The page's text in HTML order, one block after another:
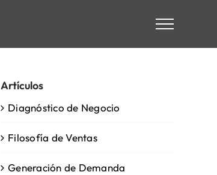
Artículos
Diagnóstico de Negocio
Filosofía de Ventas
Generación de Demanda